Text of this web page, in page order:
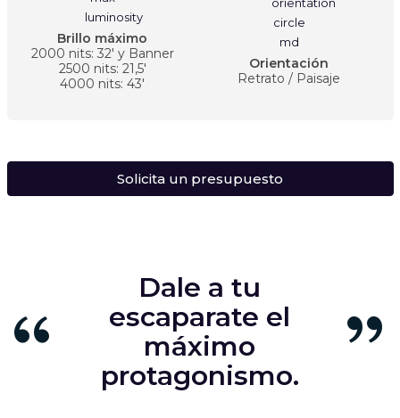
Brillo máximo
2000 nits: 32' y Banner
2500 nits: 21,5'
4000 nits: 43'
Orientación
Retrato / Paisaje
Solicita un presupuesto
Dale a tu
escaparate el
máximo
protagonismo.